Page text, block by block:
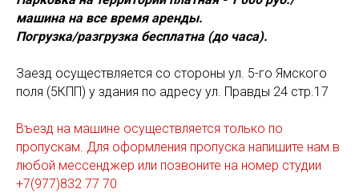
машина на все время аренды.
Погрузка/разгрузка бесплатна (до часа).
Заезд осуществляется со стороны ул. 5-го Ямского
поля (5КПП) у здания по адресу ул. Правды 24 стр.17
Въезд на машине осуществляется только по
пропускам. Для оформления пропуска напишите нам в
любой мессенджер или позвоните на номер студии
+7(977)832 77 70